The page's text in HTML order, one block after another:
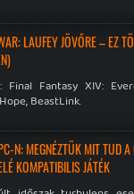
LAUFEY JÖVŐRE – EZ
Final Fantasy XIV:
BeastLink.
N: MEGNÉZTÜK MIT TUD
KOMPATIBILIS JÁTÉK